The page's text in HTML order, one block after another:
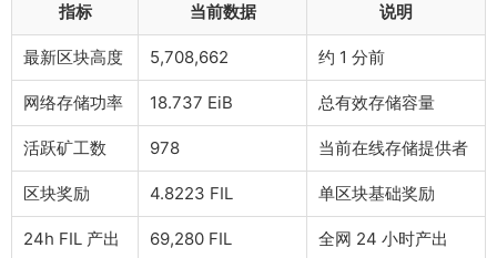
指标 当前数据 说明
最新区块高度 5,708,662 约 1 分前
网络存储功率 18.737 EiB 总有效存储容量
活跃矿工数 978 当前在线存储提供者
区块奖励 4.8223 FIL 单区块基础奖励
24h FIL 产出 69,280 FIL 全网 24 小时产出